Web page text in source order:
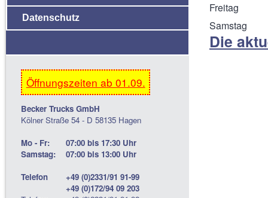
Datenschutz
Öffnungszeiten ab 01.09.
Becker Trucks GmbH
Kölner Straße 54 - D 58135 Hagen
Mo - Fr:
07:00 bis 17:30 Uhr
Samstag:
07:00 bis 13:00 Uhr
Telefon
+49 (0)2331/91 91-99
+49 (0)172/94 09 203
Freitag
Samstag
Die